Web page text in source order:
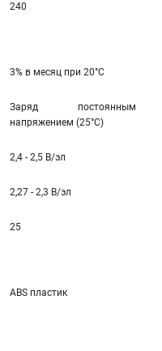
240
3% в месяц при 20°С
Заряд постоянным
напряжением (25°С)
2,4 - 2,5 В/эл
2,27 - 2,3 В/эл
25
ABS пластик